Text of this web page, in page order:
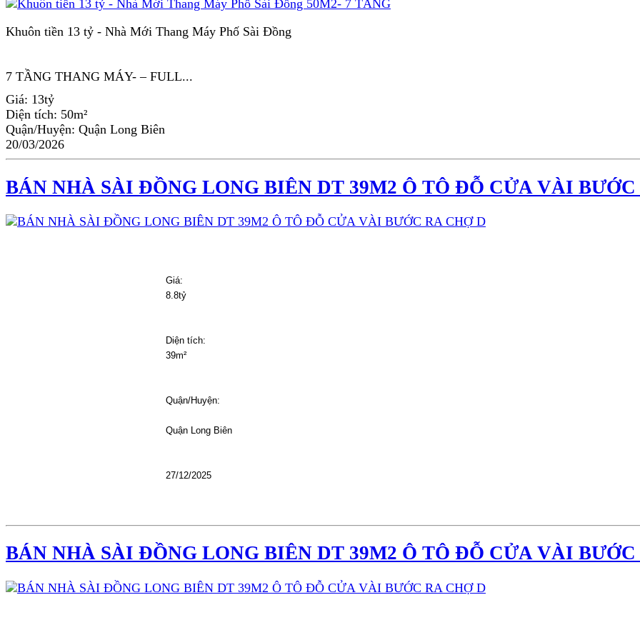
Khuôn tiền 13 tỷ - Nhà Mới Thang Máy Phố Sài Đồng
7 TẦNG THANG MÁY- – FULL...
Giá: 13tỷ
Diện tích: 50m²
Quận/Huyện: Quận Long Biên
20/03/2026
BÁN NHÀ SÀI ĐỒNG LONG BIÊN DT 39M2 Ô TÔ ĐỖ CỬA VÀI BƯỚC
Giá:
8.8tỷ
Diện tích:
39m²
Quận/Huyện:
							Quận Long Biên
27/12/2025
BÁN NHÀ SÀI ĐỒNG LONG BIÊN DT 39M2 Ô TÔ ĐỖ CỬA VÀI BƯỚC